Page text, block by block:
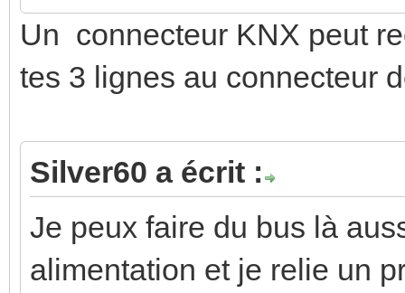
Un connecteur KNX peut
tes 3 lignes au connecteur
Silver60 a écrit :
Je peux faire du bus là
alimentation et je relie un